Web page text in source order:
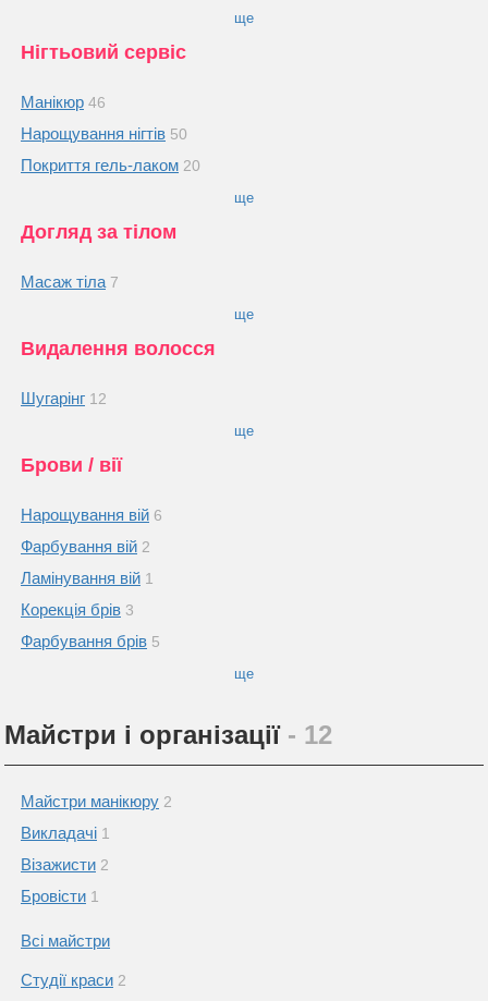
ще
Нігтьовий сервіс
Манікюр 46
Нарощування нігтів 50
Покриття гель-лаком 20
ще
Догляд за тілом
Масаж тіла 7
ще
Видалення волосся
Шугарінг 12
ще
Брови / вії
Нарощування вій 6
Фарбування вій 2
Ламінування вій 1
Корекція брів 3
Фарбування брів 5
ще
Майстри і організації - 12
Майстри манікюру 2
Викладачі 1
Візажисти 2
Бровісти 1
Всі майстри
Студії краси 2